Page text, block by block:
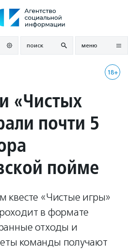
поиск меню
18+
«Чистых
почти 5
пойме
квесте «Чистые игры»
в формате
отходы и
команды получают